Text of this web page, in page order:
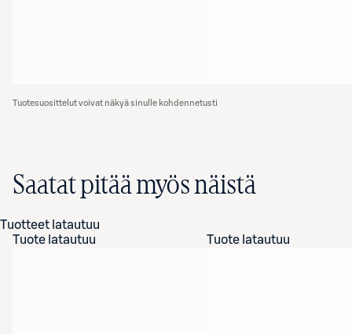
Tuotesuosittelut voivat näkyä sinulle kohdennetusti
Saatat pitää myös näistä
Tuotteet latautuu
Tuote latautuu
Tuote latautuu